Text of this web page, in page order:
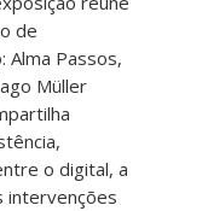
de
Alma Passos,
Müller
o digital, a
intervenções